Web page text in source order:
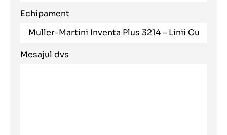
Echipament
Mesajul dvs